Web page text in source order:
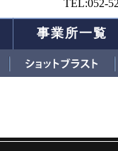
TEL:052-
事業所一覧